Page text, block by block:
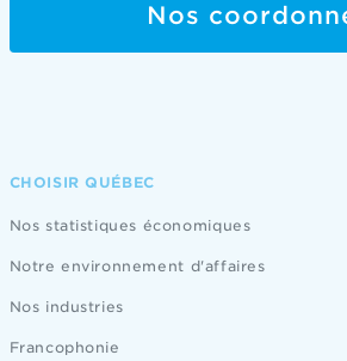
Nos
CHOISIR QUÉBEC
Nos statistiques économiques
Notre environnement d'affaires
Nos industries
Francophonie